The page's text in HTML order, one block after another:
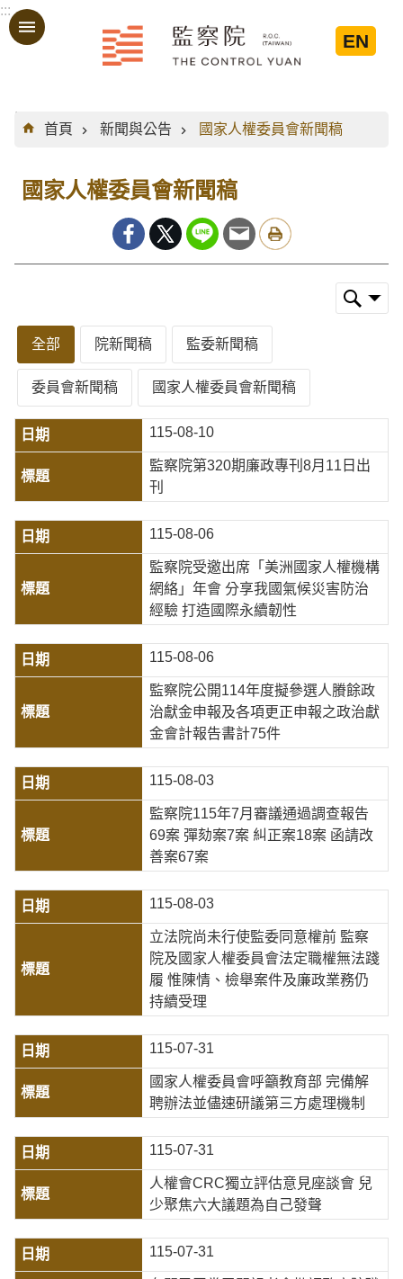
跳到主要內容區塊
:::
EN
:::
首頁
新聞與公告 國家人權委員會新聞稿
國家人權委員會新聞稿
全部 院新聞稿 監委新聞稿
委員會新聞稿 國家人權委員會新聞稿
115-08-10
監察院第320期廉政專刊8月11日出
刊
115-08-06
監察院受邀出席「美洲國家人權機構
網絡」年會 分享我國氣候災害防治
經驗 打造國際永續韌性
115-08-06
監察院公開114年度擬參選人賸餘政
治獻金申報及各項更正申報之政治獻
金會計報告書計75件
115-08-03
監察院115年7月審議通過調查報告
69案 彈劾案7案 糾正案18案 函請改
善案67案
115-08-03
立法院尚未行使監委同意權前 監察
院及國家人權委員會法定職權無法踐
履 惟陳情、檢舉案件及廉政業務仍
持續受理
115-07-31
國家人權委員會呼籲教育部 完備解
聘辦法並儘速研議第三方處理機制
115-07-31
人權會CRC獨立評估意見座談會 兒
少聚焦六大議題為自己發聲
115-07-31